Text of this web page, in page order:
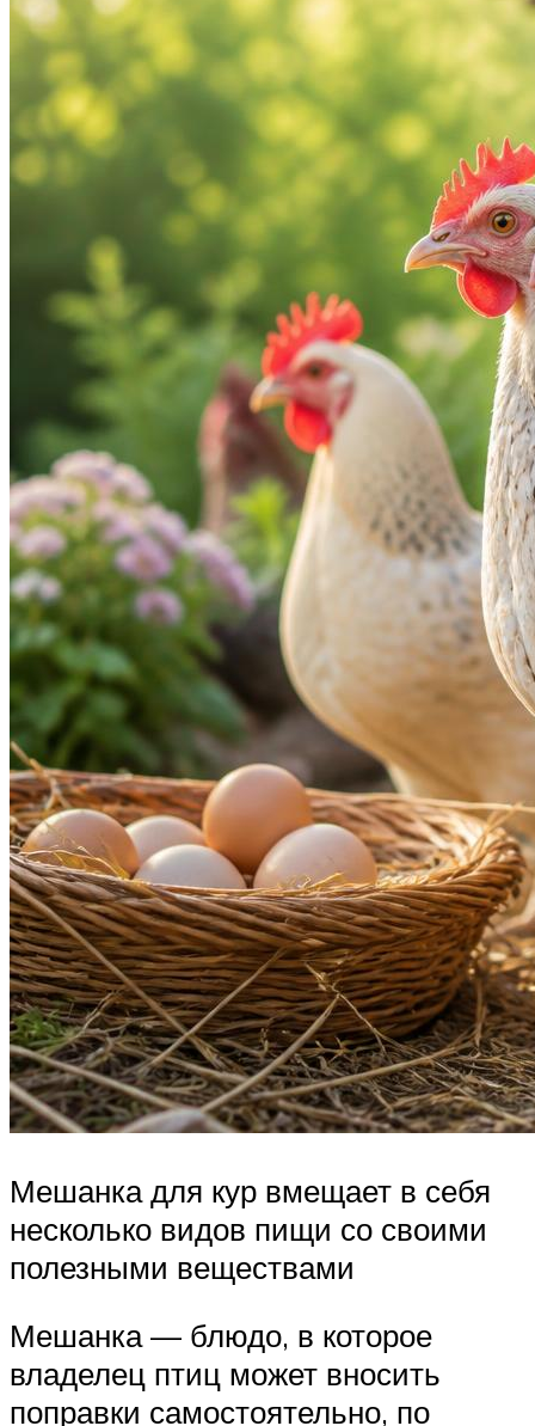
Мешанка для кур вмещает в себя
несколько видов пищи со своими
полезными веществами
Мешанка — блюдо, в которое
владелец птиц может вносить
поправки самостоятельно, по